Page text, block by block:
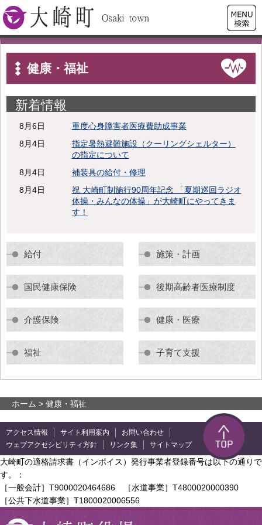
大崎町
検索・
共通メ
ニュー
健康・福祉
新着情報
8月6日
重度心身障害者医療費助成事業
8月4日
指定暑熱避難施設（クーリングシェルター）
の指定について
8月4日
補装具の給付・修理
8月4日
祝 大崎町制施行90周年記念 「夏期巡回ラジオ
体操・みんなの体操」が大崎町にやってきま
す！
給付 施策・計画
国民健康保険 後期高齢者医療制度
介護保険 健康・医療
福祉 子育て支援
ホーム > 健康・福祉
アクセス情報 サイト利用案内
お問い合わせ
ウェブアクセシビリティ方針
リンク集 サイトマップ
大崎町の適格請求書（インボイス）発行事業者登録番号は以下の通りで
す。：
［一般会計］T9000020464686 ［水道事業］T4800020000390
［公共下水道事業］T1800020006556